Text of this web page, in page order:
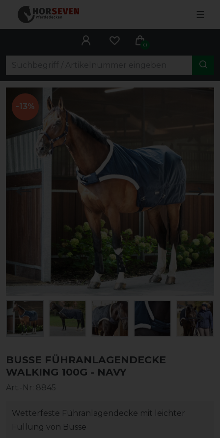
☰
0
-13%
BUSSE FÜHRANLAGENDECKE
WALKING 100G - NAVY
Art.-Nr: 8845
Wetterfeste Führanlagendecke mit leichter
Füllung von Busse